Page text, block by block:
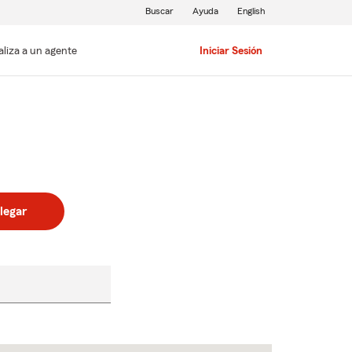
a un agente Iniciar Sesión
Buscar Ayuda English